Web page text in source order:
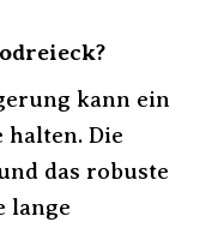
kann ein
halten. Die
das robuste
lange